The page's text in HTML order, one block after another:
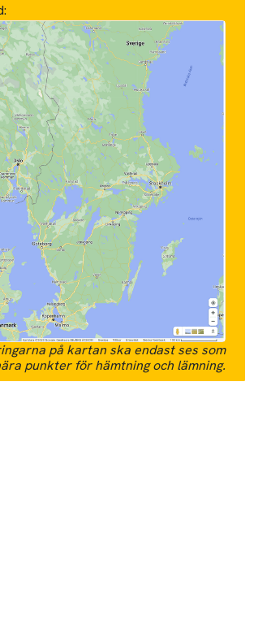
på kartan ska endast ses som
punkter för hämtning och lämning.